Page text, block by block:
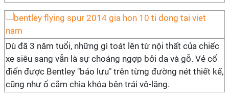
Dù đã 3 năm tuổi, những gì toát lên từ nội thất của chiếc
xe siêu sang vẫn là sự choáng ngợp bởi da và gỗ. Vẻ cổ
điển được Bentley "bảo lưu" trên từng đường nét thiết kế,
cũng như ổ cắm chìa khóa bên trái vô-lăng.